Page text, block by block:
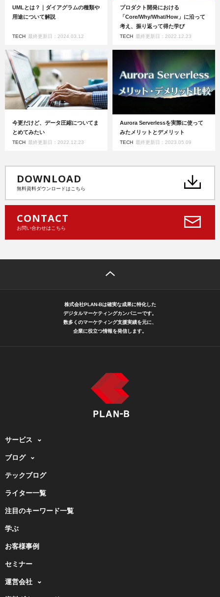
UMLとは？｜ダイアグラムの種類や
用途について解説
TECH 最終更新日：2024.03.12
プロダクト開発における
「Core/Why/What/How」に沿って
考え、振り返って得た学び
TECH 最終更新日：2022.12.23
今更だけど、データ圧縮についてま
とめてみたい
TECH 最終更新日：2022.12.23
Aurora Serverlessを実際に使って
みたメリットとデメリット
TECH 最終更新日：2023.05.09
DOWNLOAD
無料資料ダウンロードはこちら
CONTACT
お問い合わせはこちら
株式会社PLAN-Bは確実な成果に特化した
デジタルマーケティングカンパニーです。
数多くのマーケティング支援実績を元に、
企業に役立つ情報を発信します。
サービス
ブログ
テックブログ
ライター一覧
注目のキーワード一覧
学ぶ
お客様事例
セミナー
運営会社